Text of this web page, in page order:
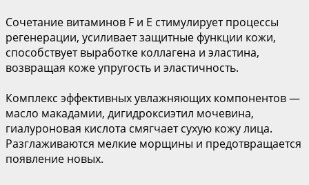
Сочетание витаминов F и Е стимулирует процессы
регенерации, усиливает защитные функции кожи,
способствует выработке коллагена и эластина,
возвращая коже упругость и эластичность.
Комплекс эффективных увлажняющих компонентов —
масло макадамии, дигидроксиэтил мочевина,
гиалуроновая кислота смягчает сухую кожу лица.
Разглаживаются мелкие морщины и предотвращается
появление новых.